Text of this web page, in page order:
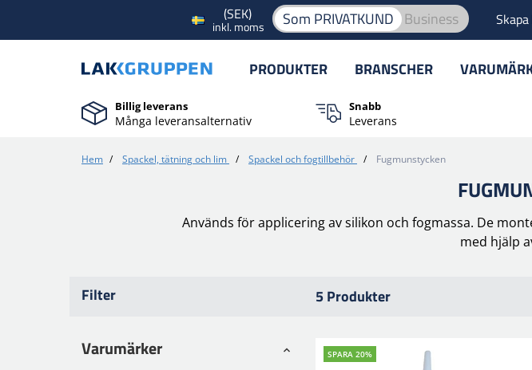
(SEK)
inkl. moms Som PRIVATKUND Business
PRODUKTER BRANSCHER
Billig leverans
Många leveransalternativ
Snabb
Leverans
Hem / Spackel, tätning och lim / Spackel och fogtillbehör / Fugmunstycken
Används för applicering av silikon och fogmassa. De
med hjälp
Filter
Varumärker
5 Produkter
SPARA 20%